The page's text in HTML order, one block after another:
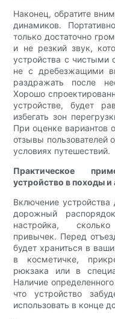
Наконец, обратите
динамиков.
только достаточно
и не резкий звук,
устройства с чистыми
не с дребезжащими
раздражать после
Хорошо
устройстве, будет
избегать зон
При оценке вариантов
отзывы пользователей
условиях путешествий.
Практическое
устройство в походы
Включение
дорожный
настройка,
привычек. Перед
будет храниться в
в косметичке,
рюкзака или в
Наличие
что устройство
использовать в конце